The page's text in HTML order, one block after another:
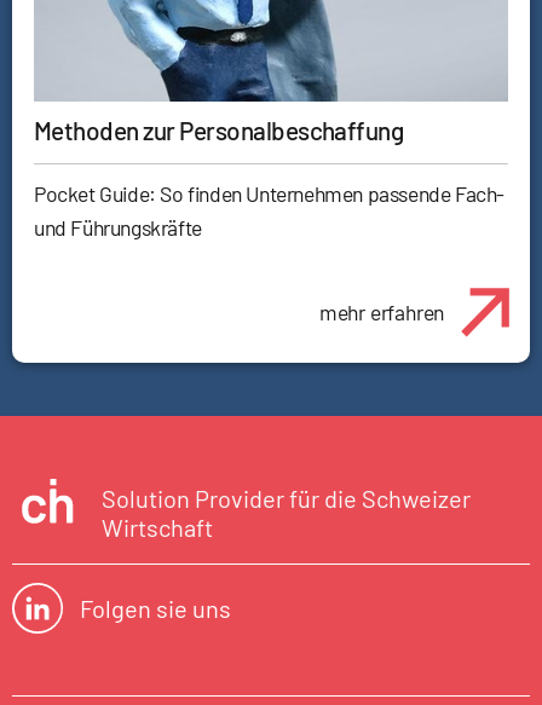
Methoden zur Personalbeschaffung
Pocket Guide: So finden Unternehmen passende Fach-
und Führungskräfte
mehr erfahren
Solution Provider für die Schweizer
Wirtschaft
Folgen sie uns